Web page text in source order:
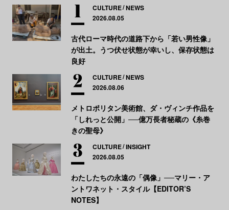
CULTURE NEWS
2026.08.05
古代ローマ時代の道路下から「若い男性像」
が出土。うつ伏せ状態が幸いし、保存状態は
良好
CULTURE NEWS
2026.08.06
メトロポリタン美術館、ダ・ヴィンチ作品を
「しれっと公開」──億万長者秘蔵の《糸巻
きの聖母》
CULTURE INSIGHT
2026.08.05
わたしたちの永遠の「偶像」──マリー・ア
ントワネット・スタイル【EDITOR’S
NOTES】